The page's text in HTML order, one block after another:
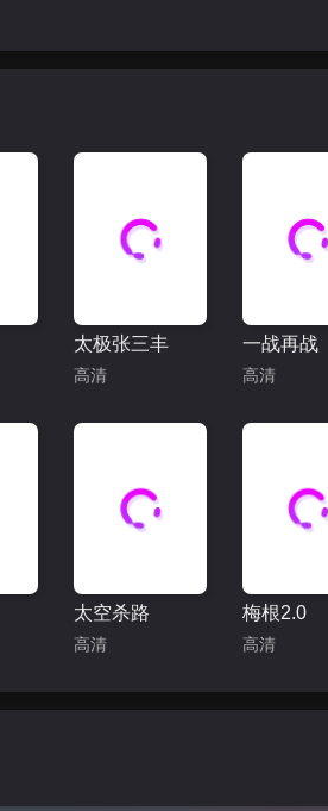
太极张三丰
高清
一战再战
高清
太空杀路
高清
梅根2.0
高清